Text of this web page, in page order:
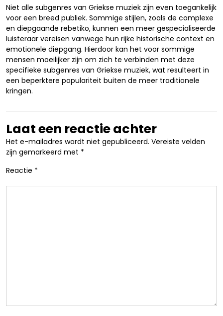
Niet alle subgenres van Griekse muziek zijn even toegankelijk
voor een breed publiek. Sommige stijlen, zoals de complexe
en diepgaande rebetiko, kunnen een meer gespecialiseerde
luisteraar vereisen vanwege hun rijke historische context en
emotionele diepgang. Hierdoor kan het voor sommige
mensen moeilijker zijn om zich te verbinden met deze
specifieke subgenres van Griekse muziek, wat resulteert in
een beperktere populariteit buiten de meer traditionele
kringen.
Laat een reactie achter
Het e-mailadres wordt niet gepubliceerd. Vereiste velden
zijn gemarkeerd met *
Reactie *